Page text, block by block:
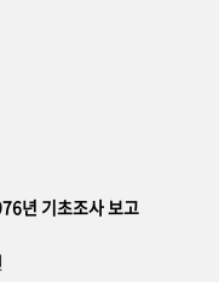
년 기초조사 보고